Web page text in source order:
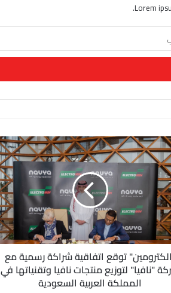
Lorem
توقع اتفاقية شراكة رسمية مع
"نافيا" لتوزيع منتجات نافيا وتقنياتها في
المملكة العربية السعودية